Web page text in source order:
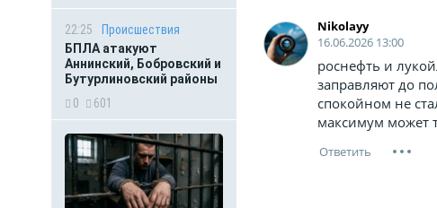
22:25
Происшествия
БПЛА атакуют
Аннинский, Бобровский и
Бутурлиновский районы
0
601
Nikolayy
16.06.2026 13:00
роснефть и
заправляют до
спокойном не
максимум может